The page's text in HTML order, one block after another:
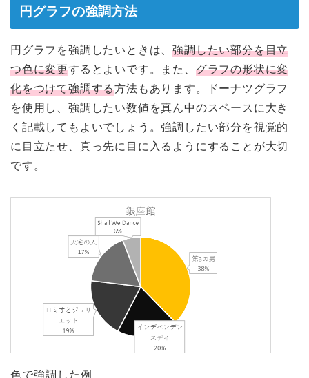
円グラフの強調方法
円グラフを強調したいときは、強調したい部分を目立
つ色に変更するとよいです。また、 グラフの形状に変
化をつけて強調する方法もあります。ドーナツグラフ
を使用し、強調したい数値を真ん中のスペースに大き
く記載してもよいでしょう。強調したい部分を視覚的
に目立たせ、真っ先に目に入るようにすることが大切
です。
色で強調した例